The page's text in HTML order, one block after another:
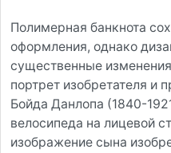
Полимерная банкнота
оформления, однако
существенные
портрет изобретателя и
Бойда Данлопа (1840-
велосипеда на лицевой
изображение сына